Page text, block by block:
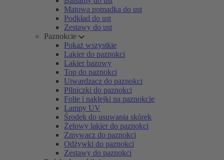
Matowa pomadka do ust
Podkład do ust
Zestawy do ust
Paznokcie
Pokaż wszystkie
Lakier do paznokci
Lakier bazowy
Top do paznokci
Utwardzacz do paznokci
Pilniczki do paznokci
Folie i naklejki na paznokcie
Lampy UV
Środek do usuwania skórek
Żelowy lakier do paznokci
Zmywacz do paznokci
Odżywki do paznokci
Zestawy do paznokci